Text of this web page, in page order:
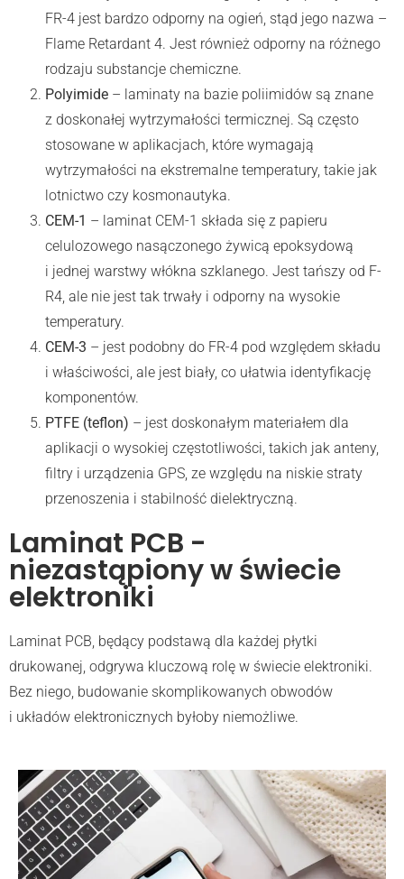
FR-4 jest bardzo odporny na ogień, stąd jego nazwa –
Flame Retardant 4. Jest również odporny na różnego
rodzaju substancje chemiczne.
Polyimide – laminaty na bazie poliimidów są znane
z doskonałej wytrzymałości termicznej. Są często
stosowane w aplikacjach, które wymagają
wytrzymałości na ekstremalne temperatury, takie jak
lotnictwo czy kosmonautyka.
CEM-1 – laminat CEM-1 składa się z papieru
celulozowego nasączonego żywicą epoksydową
i jednej warstwy włókna szklanego. Jest tańszy od F-
R4, ale nie jest tak trwały i odporny na wysokie
temperatury.
CEM-3 – jest podobny do FR-4 pod względem składu
i właściwości, ale jest biały, co ułatwia identyfikację
komponentów.
PTFE (teflon) – jest doskonałym materiałem dla
aplikacji o wysokiej częstotliwości, takich jak anteny,
filtry i urządzenia GPS, ze względu na niskie straty
przenoszenia i stabilność dielektryczną.
Laminat PCB -
niezastąpiony w świecie
elektroniki
Laminat PCB, będący podstawą dla każdej płytki
drukowanej, odgrywa kluczową rolę w świecie elektroniki.
Bez niego, budowanie skomplikowanych obwodów
i układów elektronicznych byłoby niemożliwe.